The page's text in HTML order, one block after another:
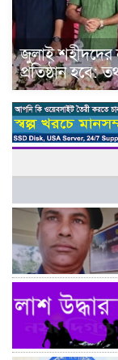
জুলাই শহীদদের
প্রতিষ্ঠান হবে: